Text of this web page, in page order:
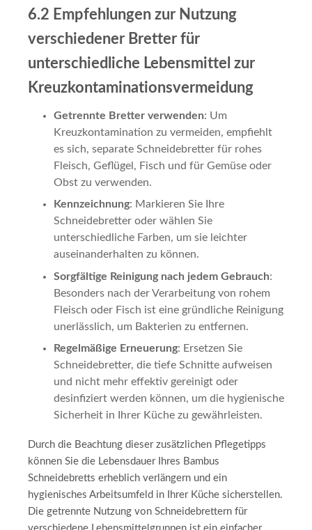
6.2 Empfehlungen zur Nutzung
verschiedener Bretter für
unterschiedliche Lebensmittel zur
Kreuzkontaminationsvermeidung
Getrennte Bretter verwenden: Um
Kreuzkontamination zu vermeiden, empfiehlt
es sich, separate Schneidebretter für rohes
Fleisch, Geflügel, Fisch und für Gemüse oder
Obst zu verwenden.
Kennzeichnung: Markieren Sie Ihre
Schneidebretter oder wählen Sie
unterschiedliche Farben, um sie leichter
auseinanderhalten zu können.
Sorgfältige Reinigung nach jedem Gebrauch:
Besonders nach der Verarbeitung von rohem
Fleisch oder Fisch ist eine gründliche Reinigung
unerlässlich, um Bakterien zu entfernen.
Regelmäßige Erneuerung: Ersetzen Sie
Schneidebretter, die tiefe Schnitte aufweisen
und nicht mehr effektiv gereinigt oder
desinfiziert werden können, um die hygienische
Sicherheit in Ihrer Küche zu gewährleisten.
Durch die Beachtung dieser zusätzlichen Pflegetipps
können Sie die Lebensdauer Ihres Bambus
Schneidebretts erheblich verlängern und ein
hygienisches Arbeitsumfeld in Ihrer Küche sicherstellen.
Die getrennte Nutzung von Schneidebrettern für